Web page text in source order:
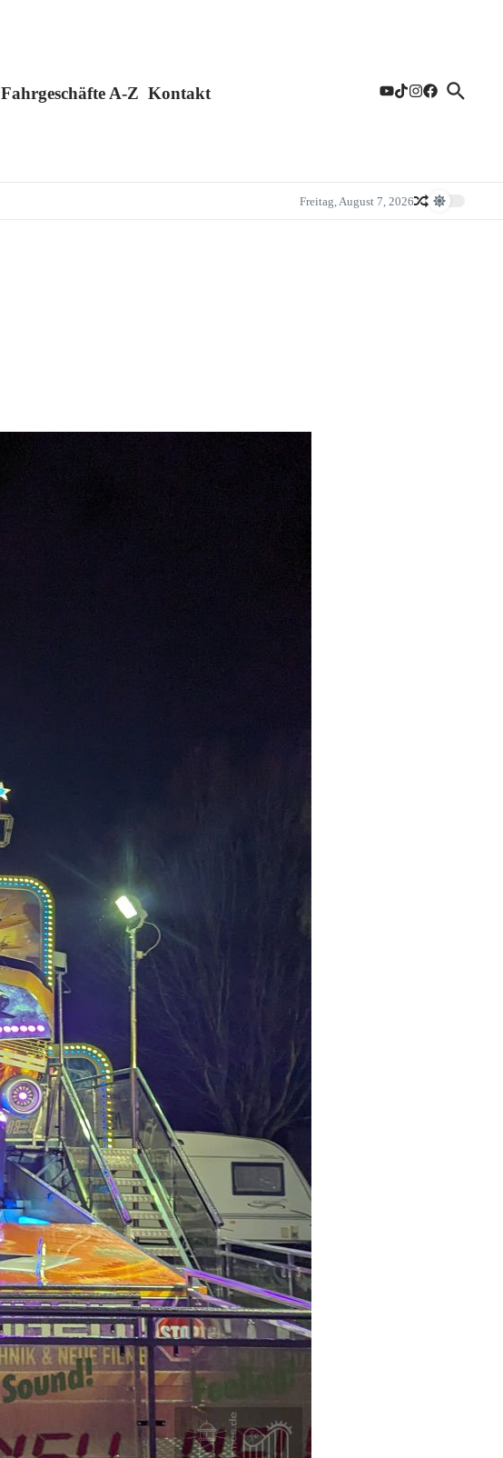
Fahrgeschäfte A-Z Kontakt
Freitag, August 7, 2026